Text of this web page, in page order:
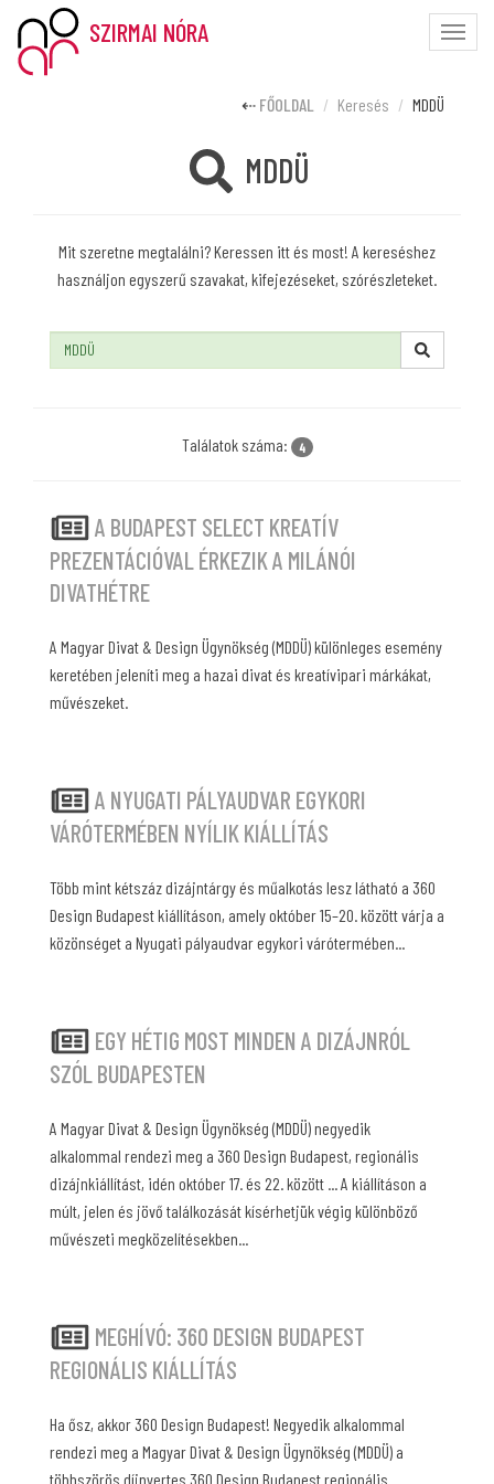
Toggle
SZIRMAI NÓRA
FŐOLDAL Keresés MDDÜ
MDDÜ
Mit szeretne megtalálni? Keressen itt és most! A kereséshez
használjon egyszerű szavakat, kifejezéseket, szórészleteket.
Találatok száma: 4
A BUDAPEST SELECT KREATÍV
PREZENTÁCIÓVAL ÉRKEZIK A MILÁNÓI
DIVATHÉTRE
A Magyar Divat & Design Ügynökség (MDDÜ) különleges esemény
keretében jeleníti meg a hazai divat és kreatívipari márkákat,
művészeket.
A NYUGATI PÁLYAUDVAR EGYKORI
VÁRÓTERMÉBEN NYÍLIK KIÁLLÍTÁS
Több mint kétszáz dizájntárgy és műalkotás lesz látható a 360
Design Budapest kiállításon, amely október 15–20. között várja a
közönséget a Nyugati pályaudvar egykori várótermében...
EGY HÉTIG MOST MINDEN A DIZÁJNRÓL
SZÓL BUDAPESTEN
A Magyar Divat & Design Ügynökség (MDDÜ) negyedik
alkalommal rendezi meg a 360 Design Budapest, regionális
dizájnkiállítást, idén október 17. és 22. között ... A kiállításon a
múlt, jelen és jövő találkozását kísérhetjük végig különböző
művészeti megközelítésekben...
MEGHÍVÓ: 360 DESIGN BUDAPEST
REGIONÁLIS KIÁLLÍTÁS
Ha ősz, akkor 360 Design Budapest! Negyedik alkalommal
rendezi meg a Magyar Divat & Design Ügynökség (MDDÜ) a
többszörös díjnyertes 360 Design Budapest regionális